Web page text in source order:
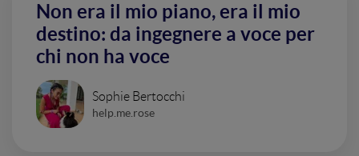
Non era il mio piano, era il mio
destino: da ingegnere a voce per
chi non ha voce
Sophie Bertocchi
help.me.rose